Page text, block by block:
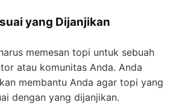
yang Dijanjikan
memesan topi untuk sebuah
atau komunitas Anda. Anda
membantu Anda agar topi yang
dengan yang dijanjikan.